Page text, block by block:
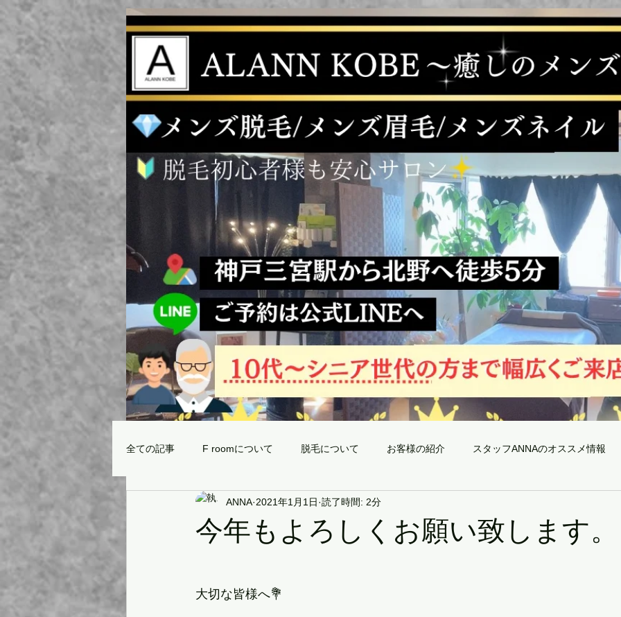
全ての記事 F roomについて 脱毛について お客様の紹介 スタッフANNAのオススメ情報
当サロンの脱毛マシンの効果と威力 全身脱毛のメリット〜神戸三宮メンズ脱毛Froom〜
今年もよろしくお願い致します。
ANNA 2021年1月1日 読了時間: 2分
大切な皆様へ💐